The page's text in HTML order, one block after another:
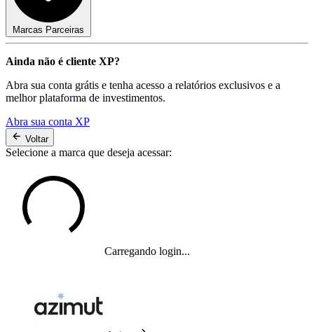
Marcas Parceiras
Ainda não é cliente XP?
Abra sua conta grátis e tenha acesso a relatórios exclusivos e a
melhor plataforma de investimentos.
Abra sua conta XP
Voltar
Selecione a marca que deseja acessar:
Carregando login...